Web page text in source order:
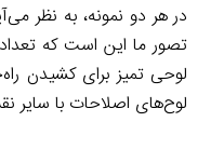
در هر دو نمونه، به نظر
تصور ما این است که
لوحی تمیز برای کشیدن
لوح‌های اصلاحات با سایر